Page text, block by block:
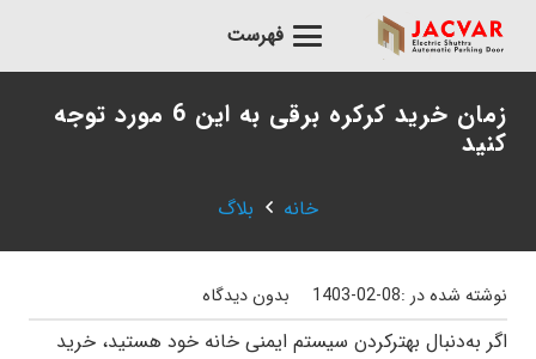
فهرست
زمان خرید کرکره برقی به این 6 مورد توجه
کنید
خانه بلاگ
نوشته شده در :1403-02-08 بدون دیدگاه
اگر به‌دنبال بهترکردن سیستم ایمنی خانه خود هستید، خرید